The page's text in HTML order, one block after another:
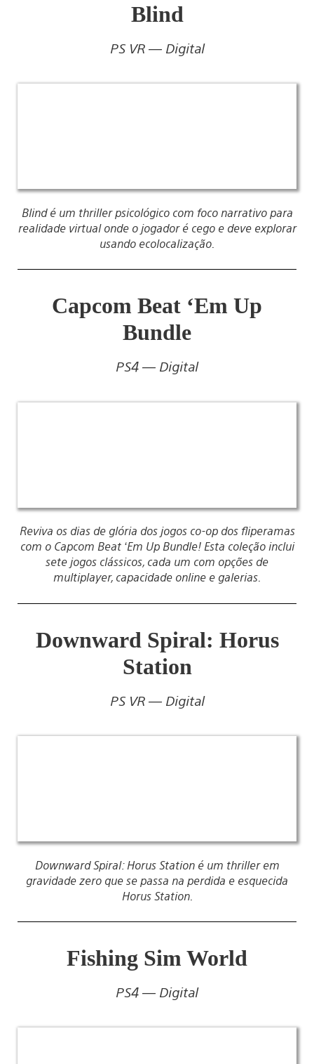
Blind
PS VR — Digital
Blind é um thriller psicológico com foco narrativo para
realidade virtual onde o jogador é cego e deve explorar
usando ecolocalização.
Capcom Beat ‘Em Up
Bundle
PS4 — Digital
Reviva os dias de glória dos jogos co-op dos fliperamas
com o Capcom Beat ‘Em Up Bundle! Esta coleção inclui
sete jogos clássicos, cada um com opções de
multiplayer, capacidade online e galerias.
Downward Spiral: Horus
Station
PS VR — Digital
Downward Spiral: Horus Station é um thriller em
gravidade zero que se passa na perdida e esquecida
Horus Station.
Fishing Sim World
PS4 — Digital